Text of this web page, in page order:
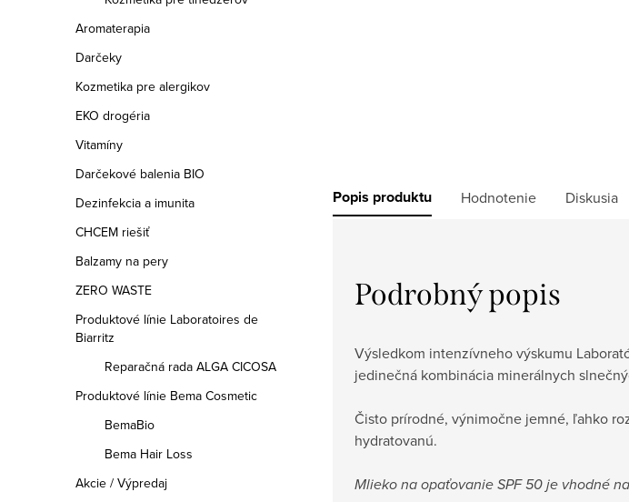
Aromaterapia
Darčeky
Kozmetika pre alergikov
EKO drogéria
Vitamíny
Darčekové balenia BIO
Dezinfekcia a imunita
CHCEM riešiť
Balzamy na pery
ZERO WASTE
Produktové línie Laboratoires de
Biarritz
Reparačná rada ALGA CICOSA
Produktové línie Bema Cosmetic
BemaBio
Bema Hair Loss
Akcie / Výpredaj
Popis produktu Hodnotenie Diskusia
Podrobný popis
Výsledkom intenzívneho výskumu
jedinečná kombinácia minerálnych
Čisto prírodné, výnimočne jemné, ľahko
hydratovanú.
Mlieko na opaťovanie SPF 50 je vhodné